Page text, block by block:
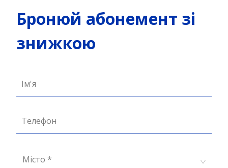
Бронюй абонемент зі
знижкою
Ім'я
Телефон
Місто *